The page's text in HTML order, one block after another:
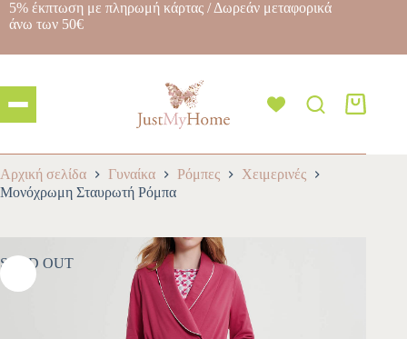
5% έκπτωση με πληρωμή κάρτας / Δωρεάν μεταφορικά
άνω των 50€
Αρχική σελίδα Γυναίκα Ρόμπες
Χειμερινές
Μονόχρωμη Σταυρωτή Ρόμπα
SOLD OUT